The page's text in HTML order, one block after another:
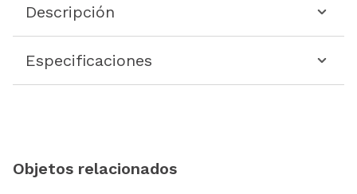
Descripción
Especificaciones
Objetos relacionados